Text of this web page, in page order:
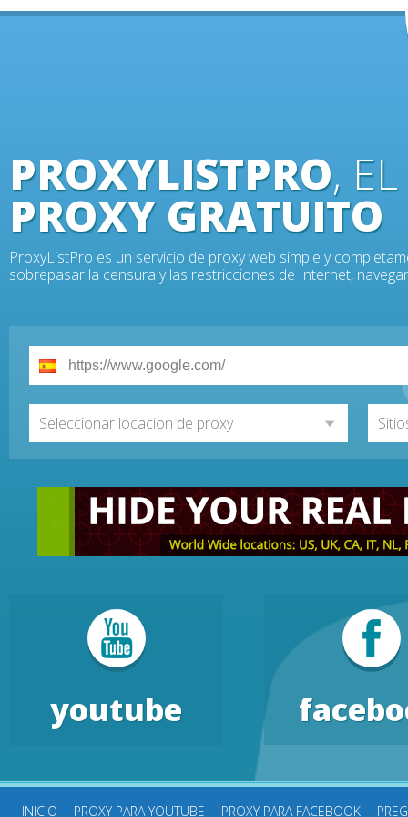
PROXYLISTPRO,
PROXY GRATUITO
ProxyListPro es un servicio de proxy web simple y
sobrepasar la censura y las restricciones de Internet,
Seleccionar locacion de proxy
youtube
INICIO PROXY PARA YOUTUBE PROXY PARA FACEBOOK